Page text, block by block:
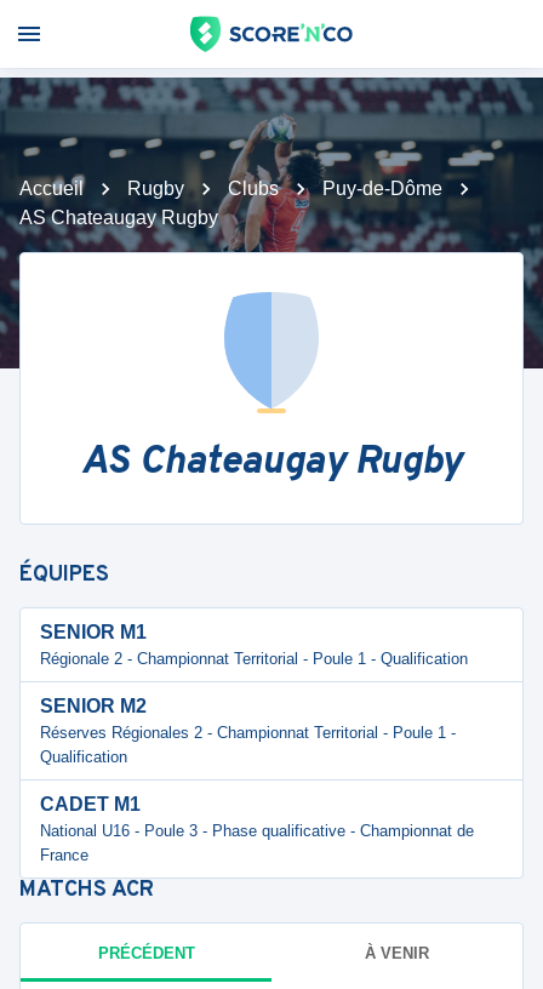
Accueil Rugby Clubs
Puy-de-Dôme
AS Chateaugay Rugby
AS Chateaugay Rugby
ÉQUIPES
SENIOR M1
Régionale 2 - Championnat Territorial - Poule 1 - Qualification
SENIOR M2
Réserves Régionales 2 - Championnat Territorial - Poule 1 -
Qualification
CADET M1
National U16 - Poule 3 - Phase qualificative - Championnat de
France
MATCHS ACR
PRÉCÉDENT À VENIR